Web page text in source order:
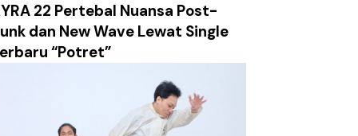
dalam Balutan Musik yang Tetap Relevan
Lewat Video Musik Sinematik "Takkan Berpisah"
dan Ledakan Emosi dalam Balutan Alt/Pop-Punk
Mensyukuri Proses Kehidupan
22 Pertebal Nuansa Post-
dan New Wave Lewat Single
“Potret”